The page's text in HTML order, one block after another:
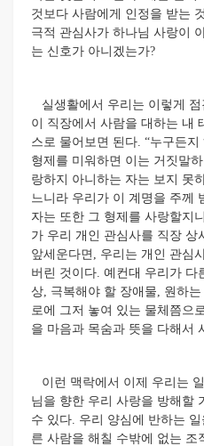
것보다 사람에게 인정을 받는
극적 관심사가 하나님 사랑이
는 신호가 아니겠는가?
실생활에서 우리는 이렇게
이 직장에서 사람을 대하는 내
스로 물어보면 된다. “누구든
형제를 미워하면 이는 거짓말
랑하지 아니하는 자는 보지 못
느니라 우리가 이 계명을 주께
자는 또한 그 형제를 사랑할지
가 우리 개인 관심사를 직장 상
앞세운다면, 우리는 개인 관심
버린 것이다. 예컨대 우리가 다
상, 극복해야 할 장애물, 원하
로에 그저 놓여 있는 물체쯤으
을 마음과 목숨과 뜻을 다해서
이런 맥락에서 이제 우리는
님을 향한 우리 사랑을 방해할
수 있다. 우리 양심에 반하는
른 사람을 해칠 수밖에 없는 조